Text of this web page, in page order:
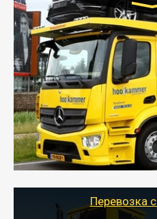
Цена за км.
- Перевозка автовозом от
быстрый и безопасный
легковых автомобилей за
город.
- Наша транспортная
машин автовозом,
учетом всех особенности
Перевозка